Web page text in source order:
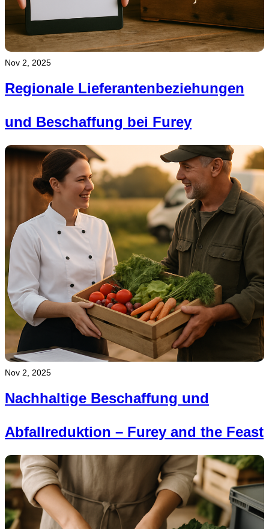
Nov 2, 2025
Regionale Lieferantenbeziehungen
und Beschaffung bei Furey
Nov 2, 2025
Nachhaltige Beschaffung und
Abfallreduktion – Furey and the Feast